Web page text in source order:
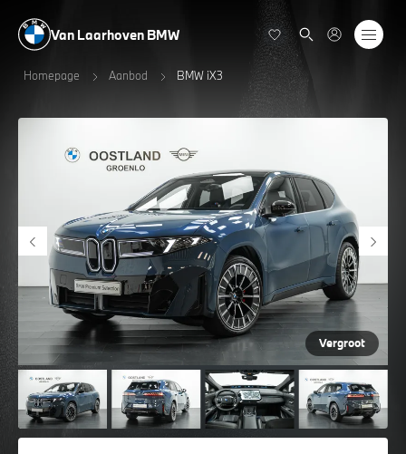
Van Laarhoven BMW
Homepage Aanbod BMW iX3
Vergroot